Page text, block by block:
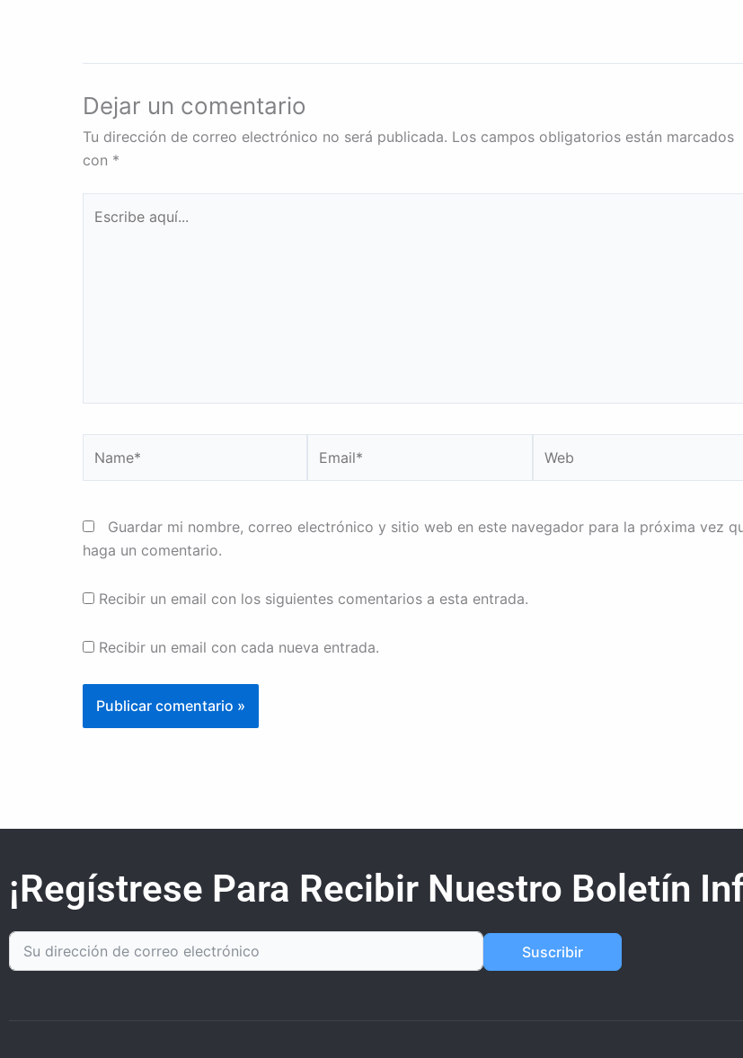
Dejar un comentario
Tu dirección de correo electrónico no será publicada. Los campos obligatorios están marcados
con *
aquí...
Guardar mi nombre, correo electrónico y sitio web en este navegador para la próxima vez
haga un comentario.
Recibir un email con los siguientes comentarios a esta entrada.
Recibir un email con cada nueva entrada.
¡Regístrese Para Recibir Nuestro Boletín
Suscribir